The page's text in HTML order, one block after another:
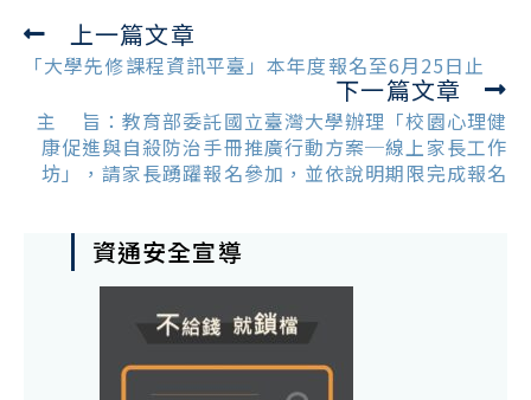
Read
more
上一篇文章
「大學先修課程資訊平臺」本年度報名至6月25日止
下一篇文章
主 旨：教育部委託國立臺灣大學辦理「校園心理健
康促進與自殺防治手冊推廣行動方案─線上家長工作
坊」，請家長踴躍報名參加，並依說明期限完成報名
資通安全宣導